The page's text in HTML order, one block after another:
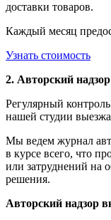
доставки товаров.
Каждый месяц
Узнать стоимость
2. Авторский надзор
Регулярный
нашей студии
Мы ведем журнал
в курсе всего, что
или затруднений на
решения.
Авторский надзор